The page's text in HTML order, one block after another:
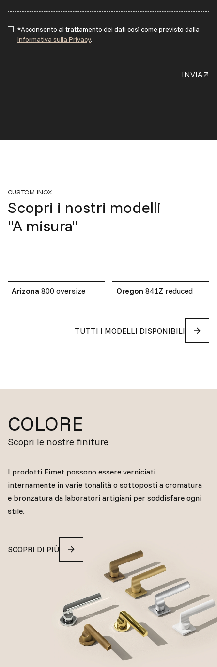
*Acconsento al trattamento dei dati così come previsto dalla
Informativa sulla Privacy.
INVIA
CUSTOM INOX
Scopri i nostri modelli
"A misura"
Arizona 800 oversize Oregon 841Z reduced
TUTTI I MODELLI DISPONIBILI
COLORE
Scopri le nostre finiture
I prodotti Fimet possono essere verniciati
internamente in varie tonalità o sottoposti a cromatura
e bronzatura da laboratori artigiani per soddisfare ogni
stile.
SCOPRI DI PIÙ